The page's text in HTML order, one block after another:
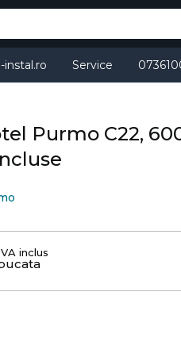
Service
Purmo C22,
inclus